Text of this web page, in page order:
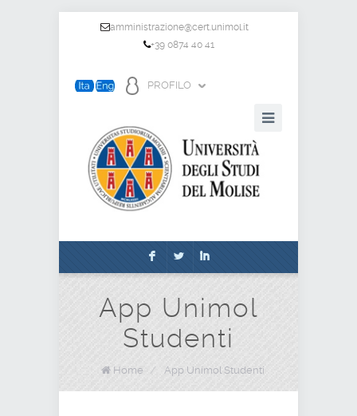
amministrazione@cert.unimol.it
+39 0874 40 41
PROFILO
F L I
App Unimol
Studenti
Home / App Unimol Studenti